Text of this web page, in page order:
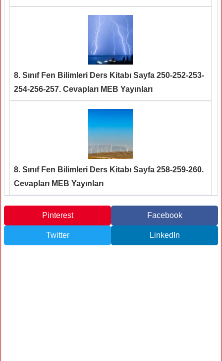
8. Sınıf Fen Bilimleri Ders Kitabı Sayfa 250-252-253-
254-256-257. Cevapları MEB Yayınları
8. Sınıf Fen Bilimleri Ders Kitabı Sayfa 258-259-260.
Cevapları MEB Yayınları
Pinterest Facebook
Twitter LinkedIn